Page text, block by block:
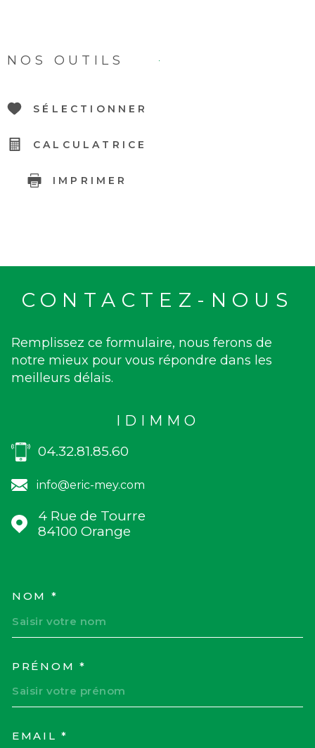
NOS OUTILS
SÉLECTIONNER
CALCULATRICE
IMPRIMER
CONTACTEZ-NOUS
Remplissez ce formulaire, nous ferons de
notre mieux pour vous répondre dans les
meilleurs délais.
IDIMMO
04.32.81.85.60
info@eric-mey.com
4 Rue de Tourre
84100
Orange
NOM *
PRÉNOM *
EMAIL *